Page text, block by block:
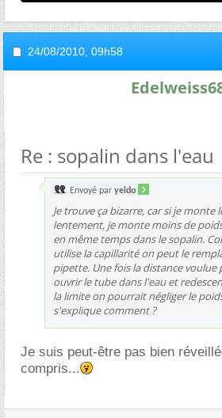
24/08/2010, 09h58
Re : sopalin dans l'eau
Envoyé par yeldo
Je trouve ça bizarre, car si je monte
lentement, je monte moins de
en même temps dans le sopalin.
utilise la capillarité on peut le
pipette. Une fois la distance
ouvrir le tube dans l'eau et
la limite on pourrait négliger le
s'explique comment ?
Je suis peut-être pas bien
compris...